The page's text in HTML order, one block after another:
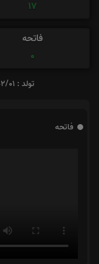
17
فاتحه
0
تولد : 1386/02/01
فاتحه